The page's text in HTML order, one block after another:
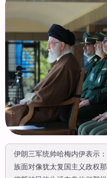
伊朗三军统帅哈梅内伊表示
族面对像犹太复国主义政权